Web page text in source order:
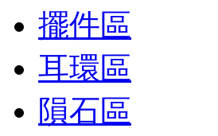
擺件區
耳環區
隕石區